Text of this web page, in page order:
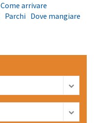
Come arrivare
Parchi Dove mangiare